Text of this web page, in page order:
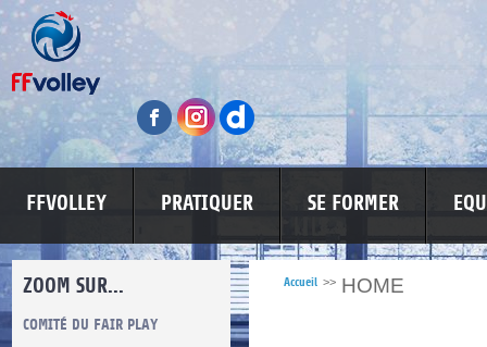
FFVOLLEY PRATIQUER SE FORMER
ZOOM SUR...
COMITÉ DU FAIR PLAY LUTTE CONTRE LES VIOLENCES
Accueil >> HOME